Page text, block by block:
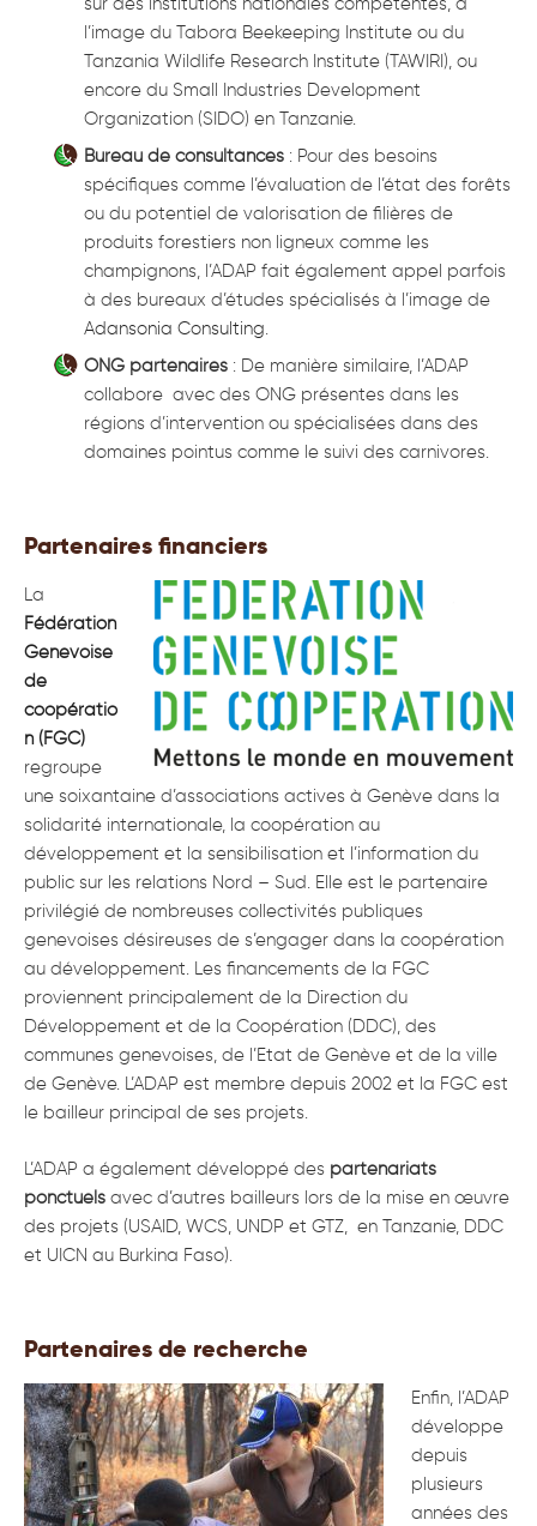
l’image du Tabora Beekeeping Institute ou du
Tanzania Wildlife Research Institute (TAWIRI), ou
encore du Small Industries Development
Organization (SIDO) en Tanzanie.
Bureau de consultances : Pour des besoins
spécifiques comme l’évaluation de l’état des forêts
ou du potentiel de valorisation de filières de
produits forestiers non ligneux comme les
champignons, l’ADAP fait également appel parfois
à des bureaux d’études spécialisés à l’image de
Adansonia Consulting.
ONG partenaires : De manière similaire, l’ADAP
collabore avec des ONG présentes dans les
régions d’intervention ou spécialisées dans des
domaines pointus comme le suivi des carnivores.
Partenaires financiers
La
Fédération
Genevoise
de
coopératio
n (FGC)
regroupe
une soixantaine d’associations actives à Genève dans la
solidarité internationale, la coopération au
développement et la sensibilisation et l’information du
public sur les relations Nord – Sud. Elle est le partenaire
privilégié de nombreuses collectivités publiques
genevoises désireuses de s’engager dans la coopération
au développement. Les financements de la FGC
proviennent principalement de la Direction du
Développement et de la Coopération (DDC), des
communes genevoises, de l’Etat de Genève et de la ville
de Genève. L’ADAP est membre depuis 2002 et la FGC est
le bailleur principal de ses projets.
L’ADAP a également développé des partenariats
ponctuels avec d’autres bailleurs lors de la mise en œuvre
des projets (USAID, WCS, UNDP et GTZ, en Tanzanie, DDC
et UICN au Burkina Faso).
Partenaires de recherche
Enfin, l’ADAP
développe
depuis
plusieurs
années des